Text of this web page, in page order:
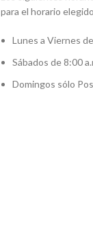
para el horario
Lunes a Viernes
Sábados de 8:00
Domingos sólo